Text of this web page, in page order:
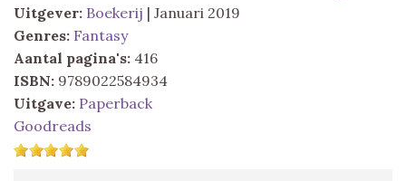
Uitgever: Boekerij | Januari 2019
Genres: Fantasy
Aantal pagina's: 416
ISBN: 9789022584934
Uitgave: Paperback
Goodreads